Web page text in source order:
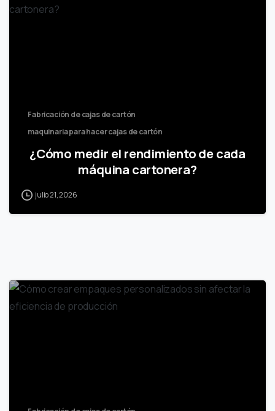
Fabricación de cajas de cartón
maquinaria para hacer cajas de cartón
¿Cómo medir el rendimiento de cada
máquina cartonera?
julio 21, 2026